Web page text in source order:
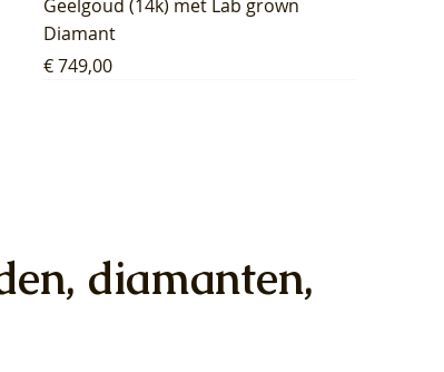
Geelgoud (14k) met Lab grown
Diamant
Prijs
€ 749,00
diamanten,